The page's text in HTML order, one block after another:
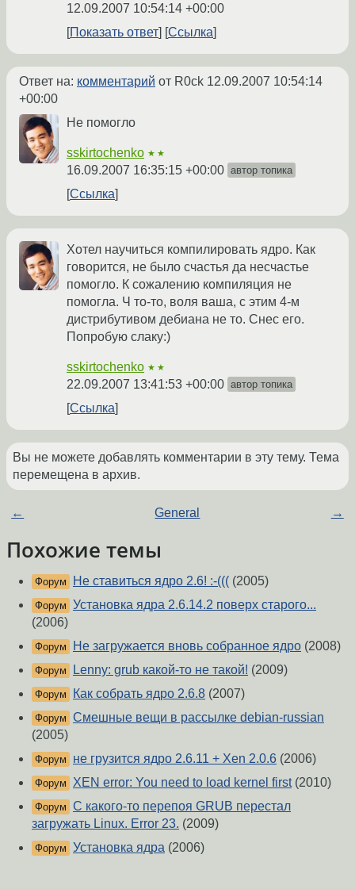
12.09.2007 10:54:14 +00:00
Показать ответ
Ссылка
Ответ на: комментарий от R0ck 12.09.2007 10:54:14
+00:00
Не помогло
sskirtochenko ★★
16.09.2007 16:35:15 +00:00 автор топика
Ссылка
Хотел научиться компилировать ядро. Как
говорится, не было счастья да несчастье
помогло. К сожалению компиляция не
помогла. Ч то-то, воля ваша, с этим 4-м
дистрибутивом дебиана не то. Снес его.
Попробую слаку:)
sskirtochenko ★★
22.09.2007 13:41:53 +00:00 автор топика
Ссылка
Вы не можете добавлять комментарии в эту тему. Тема
перемещена в архив.
← General →
Похожие темы
Форум Не ставиться ядро 2.6! :-((( (2005)
Форум Установка ядра 2.6.14.2 поверх старого...
(2006)
Форум Не загружается вновь собранное ядро (2008)
Форум Lenny: grub какой-то не такой! (2009)
Форум Как собрать ядро 2.6.8 (2007)
Форум Смешные вещи в рассылке debian-russian
(2005)
Форум не грузится ядро 2.6.11 + Xen 2.0.6 (2006)
Форум XEN error: You need to load kernel first(2010)
Форум С какого-то перепоя GRUB перестал
загружать Linux. Error 23. (2009)
Форум Установка ядра (2006)